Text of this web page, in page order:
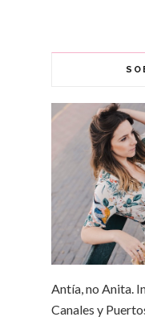
Antía, no Anita.
Canales y